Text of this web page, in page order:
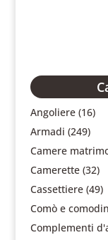
Angoliere (16)
Armadi (249)
Camere
Camerette (32)
Cassettiere (49)
Comò e
Complementi